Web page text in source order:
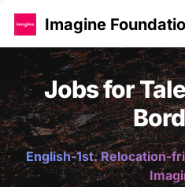
Imagine
Jobs for
English-1st. Relocation-